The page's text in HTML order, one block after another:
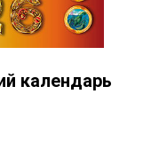
календарь